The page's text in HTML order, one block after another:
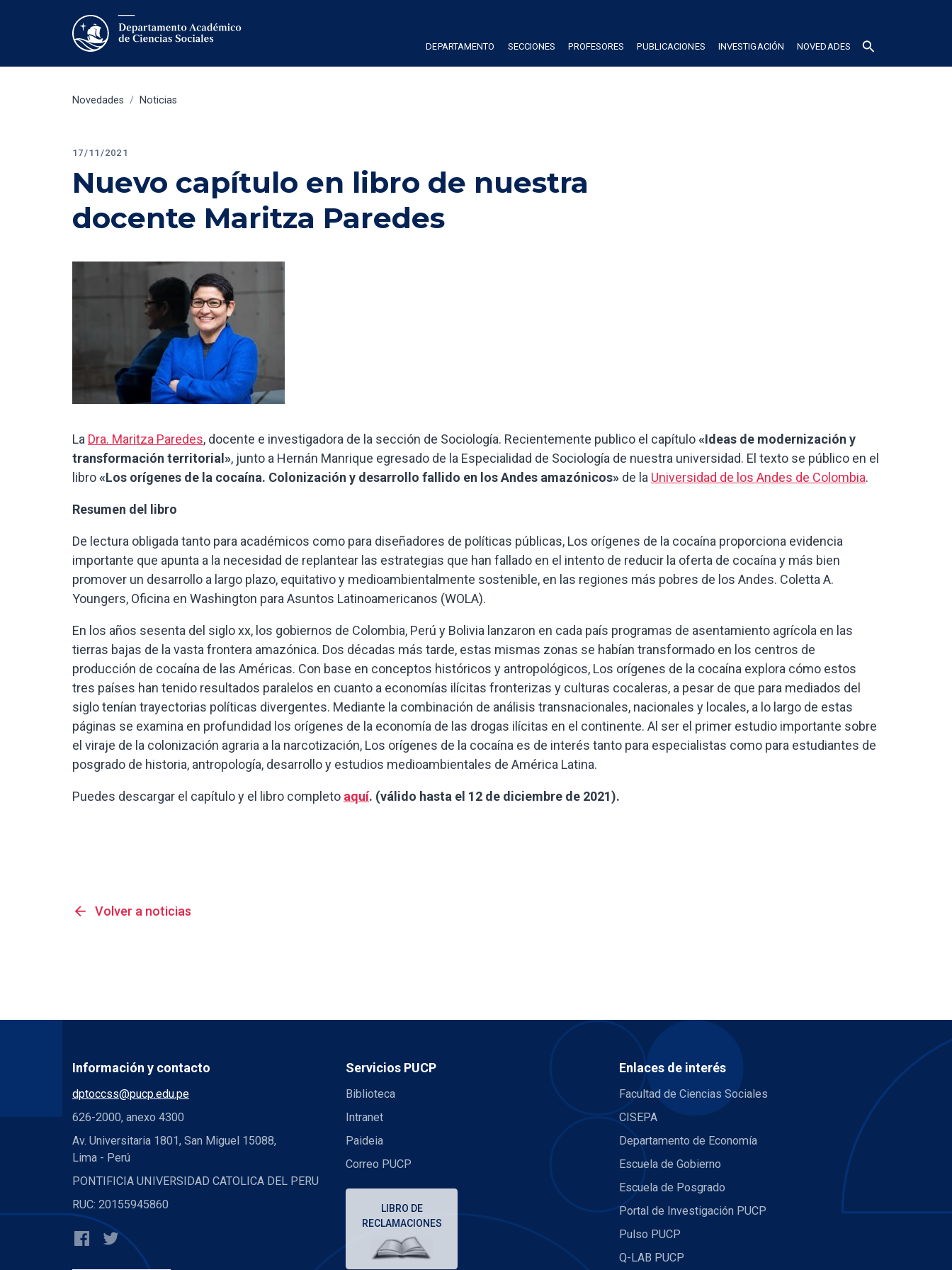
DEPARTAMENTO SECCIONES PROFESORES PUBLICACIONES INVESTIGACIÓN NOVEDADES search
Novedades / Noticias
17/11/2021
Nuevo capítulo en libro de nuestra
docente Maritza Paredes
La Dra. Maritza Paredes, docente e investigadora de la sección de Sociología. Recientemente publico el capítulo«Ideas de modernización y
transformación territorial», junto a Hernán Manrique egresado de la Especialidad de Sociología de nuestra universidad. El texto se público en el
libro«Los orígenes de la cocaína. Colonización y desarrollo fallido en los Andes amazónicos» de la Universidad de los Andes de Colombia.
Resumen del libro
De lectura obligada tanto para académicos como para diseñadores de políticas públicas, Los orígenes de la cocaína proporciona evidencia
importante que apunta a la necesidad de replantear las estrategias que han fallado en el intento de reducir la oferta de cocaína y más bien
promover un desarrollo a largo plazo, equitativo y medioambientalmente sostenible, en las regiones más pobres de los Andes. Coletta A.
Youngers, Oficina en Washington para Asuntos Latinoamericanos (WOLA).
En los años sesenta del siglo xx, los gobiernos de Colombia, Perú y Bolivia lanzaron en cada país programas de asentamiento agrícola en las
tierras bajas de la vasta frontera amazónica. Dos décadas más tarde, estas mismas zonas se habían transformado en los centros de
producción de cocaína de las Américas. Con base en conceptos históricos y antropológicos, Los orígenes de la cocaína explora cómo estos
tres países han tenido resultados paralelos en cuanto a economías ilícitas fronterizas y culturas cocaleras, a pesar de que para mediados del
siglo tenían trayectorias políticas divergentes. Mediante la combinación de análisis transnacionales, nacionales y locales, a lo largo de estas
páginas se examina en profundidad los orígenes de la economía de las drogas ilícitas en el continente. Al ser el primer estudio importante sobre
el viraje de la colonización agraria a la narcotización, Los orígenes de la cocaína es de interés tanto para especialistas como para estudiantes de
posgrado de historia, antropología, desarrollo y estudios medioambientales de América Latina.
Puedes descargar el capítulo y el libro completo aquí. (válido hasta el 12 de diciembre de 2021).
arrow_back Volver a noticias
Información y contacto
dptoccss@pucp.edu.pe
626-2000, anexo 4300
Av. Universitaria 1801, San Miguel 15088,
Lima - Perú
PONTIFICIA UNIVERSIDAD CATOLICA DEL PERU
RUC: 20155945860
Servicios PUCP
Biblioteca
Intranet
Paideia
Correo PUCP
LIBRO DE
RECLAMACIONES
Enlaces de interés
Facultad de Ciencias Sociales
CISEPA
Departamento de Economía
Escuela de Gobierno
Escuela de Posgrado
Portal de Investigación PUCP
Pulso PUCP
Q-LAB PUCP